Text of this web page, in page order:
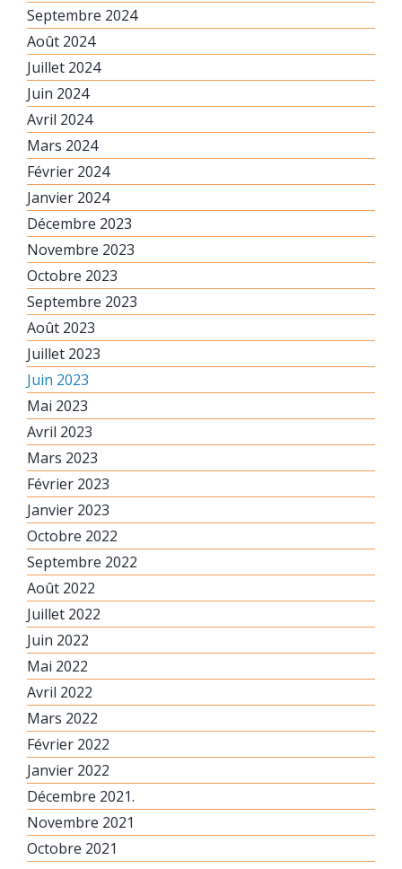
Septembre 2024
Août 2024
Juillet 2024
Juin 2024
Avril 2024
Mars 2024
Février 2024
Janvier 2024
Décembre 2023
Novembre 2023
Octobre 2023
Septembre 2023
Août 2023
Juillet 2023
Juin 2023
Mai 2023
Avril 2023
Mars 2023
Février 2023
Janvier 2023
Octobre 2022
Septembre 2022
Août 2022
Juillet 2022
Juin 2022
Mai 2022
Avril 2022
Mars 2022
Février 2022
Janvier 2022
Décembre 2021.
Novembre 2021
Octobre 2021